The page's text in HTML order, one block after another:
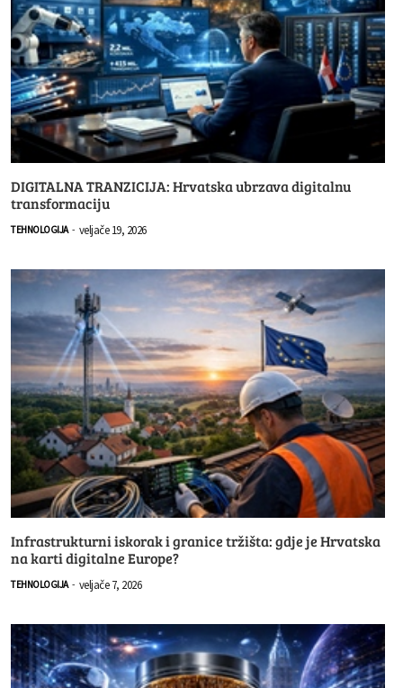
DIGITALNA TRANZICIJA: Hrvatska ubrzava digitalnu
transformaciju
TEHNOLOGIJA - veljače 19, 2026
Infrastrukturni iskorak i granice tržišta: gdje je Hrvatska
na karti digitalne Europe?
TEHNOLOGIJA - veljače 7, 2026